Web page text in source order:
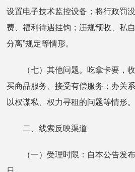
设置电子技术监控设备；将行政罚
费、福利待遇挂钩；违规预收、私
分离”规定等情形。
（七）其他问题。吃拿卡要，收
买商品服务、接受有偿服务；办关
以权谋私、权力寻租的问题等情形。
二、线索反映渠道
（一）受理时限：自本公告发布